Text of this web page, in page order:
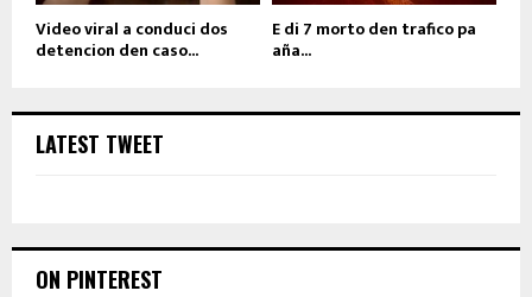
Video viral a conduci dos
detencion den caso...
E di 7 morto den trafico pa
aña...
LATEST TWEET
ON PINTEREST